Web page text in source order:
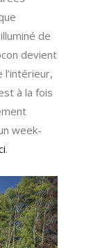
de
devient
à la fois
week-
.